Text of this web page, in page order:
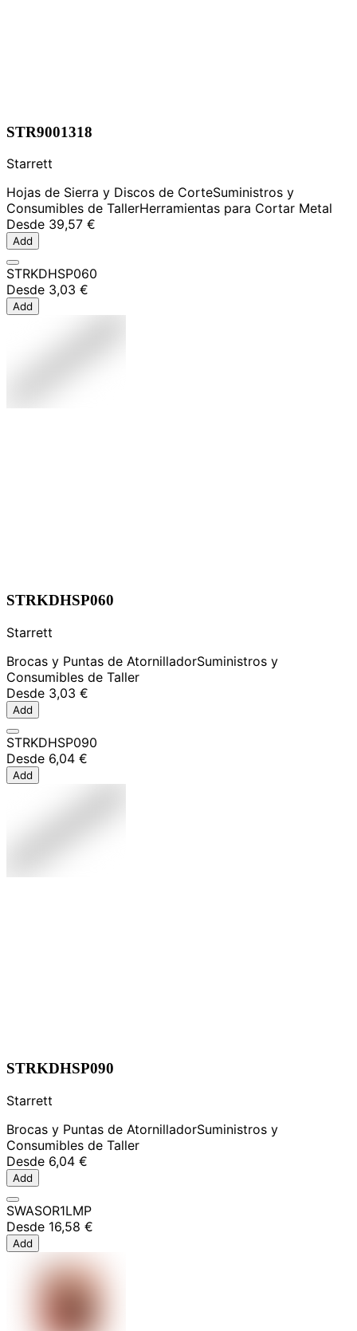
STR9001318
Starrett
Hojas de Sierra y Discos de CorteSuministros y
Consumibles de TallerHerramientas para Cortar Metal
Desde 39,57 €
Add
STRKDHSP060
Desde 3,03 €
Add
STRKDHSP060
Starrett
Brocas y Puntas de AtornilladorSuministros y
Consumibles de Taller
Desde 3,03 €
Add
STRKDHSP090
Desde 6,04 €
Add
STRKDHSP090
Starrett
Brocas y Puntas de AtornilladorSuministros y
Consumibles de Taller
Desde 6,04 €
Add
SWASOR1LMP
Desde 16,58 €
Add